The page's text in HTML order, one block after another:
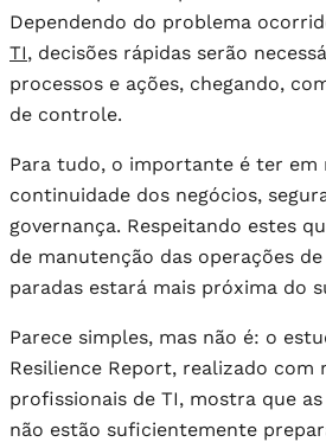
Dependendo do problema
TI, decisões rápidas serão
processos e ações, chegando,
de controle.
Para tudo, o importante é ter em
continuidade dos negócios,
governança. Respeitando estes
de manutenção das operações
paradas estará mais próxima do
Parece simples, mas não é: o
Resilience Report, realizado com
profissionais de TI, mostra que
não estão suficientemente